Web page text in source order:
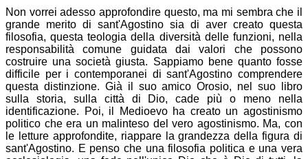
Non vorrei adesso approfondire questo, ma mi sembra che il
grande merito di sant'Agostino sia di aver creato questa
filosofia, questa teologia della diversità delle funzioni, nella
responsabilità comune guidata dai valori che possono
costruire una società giusta. Sappiamo bene quanto fosse
difficile per i contemporanei di sant'Agostino comprendere
questa distinzione. Già il suo amico Orosio, nel suo libro
sulla storia, sulla città di Dio, cade più o meno nella
identificazione. Poi, il Medioevo ha creato un agostinismo
politico che era un malinteso del vero agostinismo. Ma, con
le letture approfondite, riappare la grandezza della figura di
sant'Agostino. E penso che una filosofia politica e una vera